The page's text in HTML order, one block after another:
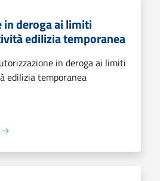
deroga ai limiti
edilizia temporanea
in deroga ai limiti
edilizia temporanea